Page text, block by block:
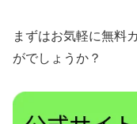
まずはお気軽に無料
がでしょうか？